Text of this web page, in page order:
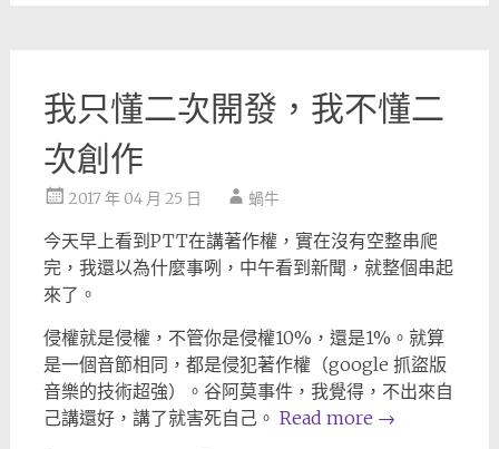
我只懂二次開發，我不懂二
次創作
2017 年 04 月 25 日 蝸牛
今天早上看到PTT在講著作權，實在沒有空整串爬
完，我還以為什麼事咧，中午看到新聞，就整個串起
來了。
侵權就是侵權，不管你是侵權10%，還是1%。就算
是一個音節相同，都是侵犯著作權（google 抓盜版
音樂的技術超強）。谷阿莫事件，我覺得，不出來自
己講還好，講了就害死自己。 Read more →